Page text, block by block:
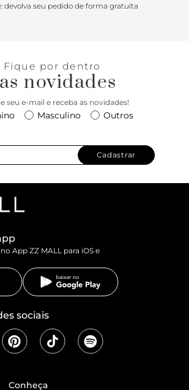
devolva seu pedido de forma gratuita
Fique por dentro
novidades
seu e-mail e receba as novidades!
Masculino Outros
Cadastrar
App ZZ MALL para iOS e
sociais
Conheça